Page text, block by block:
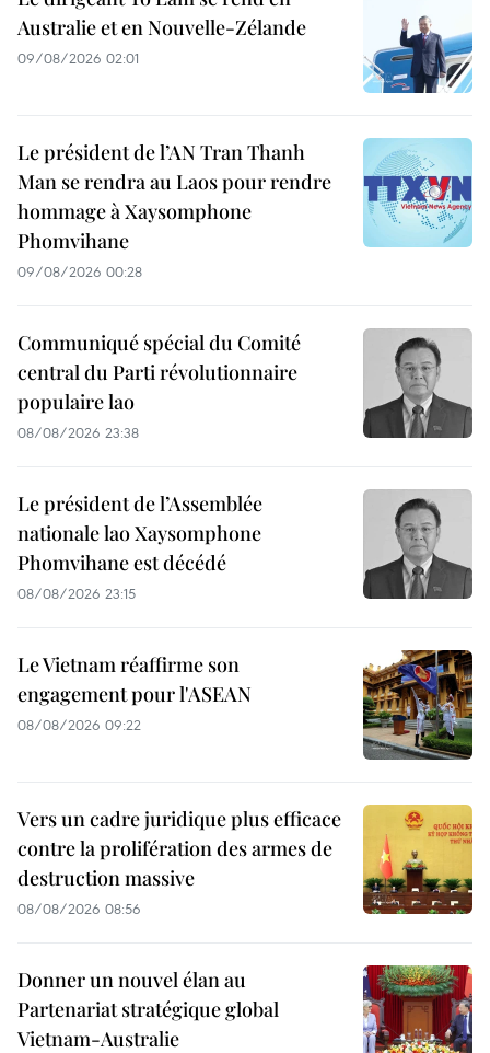
Australie et en Nouvelle-Zélande
09/08/2026 02:01
Le président de l’AN Tran Thanh
Man se rendra au Laos pour rendre
hommage à Xaysomphone
Phomvihane
09/08/2026 00:28
Communiqué spécial du Comité
central du Parti révolutionnaire
populaire lao
08/08/2026 23:38
Le président de l’Assemblée
nationale lao Xaysomphone
Phomvihane est décédé
08/08/2026 23:15
Le Vietnam réaffirme son
engagement pour l'ASEAN
08/08/2026 09:22
Vers un cadre juridique plus efficace
contre la prolifération des armes de
destruction massive
08/08/2026 08:56
Donner un nouvel élan au
Partenariat stratégique global
Vietnam-Australie